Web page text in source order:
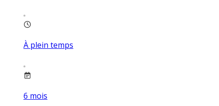
À plein temps
6 mois